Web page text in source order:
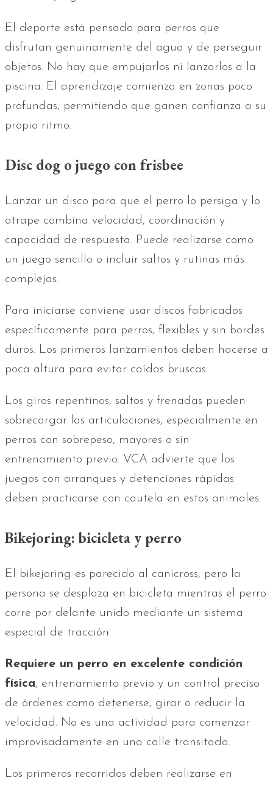
El deporte está pensado para perros que
disfrutan genuinamente del agua y de perseguir
objetos. No hay que empujarlos ni lanzarlos a la
piscina. El aprendizaje comienza en zonas poco
profundas, permitiendo que ganen confianza a su
propio ritmo.
Disc dog o juego con frisbee
Lanzar un disco para que el perro lo persiga y lo
atrape combina velocidad, coordinación y
capacidad de respuesta. Puede realizarse como
un juego sencillo o incluir saltos y rutinas más
complejas.
Para iniciarse conviene usar discos fabricados
específicamente para perros, flexibles y sin bordes
duros. Los primeros lanzamientos deben hacerse a
poca altura para evitar caídas bruscas.
Los giros repentinos, saltos y frenadas pueden
sobrecargar las articulaciones, especialmente en
perros con sobrepeso, mayores o sin
entrenamiento previo. VCA advierte que los
juegos con arranques y detenciones rápidas
deben practicarse con cautela en estos animales.
Bikejoring: bicicleta y perro
El bikejoring es parecido al canicross, pero la
persona se desplaza en bicicleta mientras el perro
corre por delante unido mediante un sistema
especial de tracción.
Requiere un perro en excelente condición
física, entrenamiento previo y un control preciso
de órdenes como detenerse, girar o reducir la
velocidad. No es una actividad para comenzar
improvisadamente en una calle transitada.
Los primeros recorridos deben realizarse en